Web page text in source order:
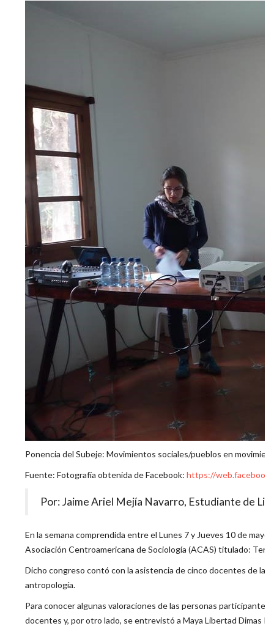
Ponencia del Subeje: Movimientos sociales/pueblos en
Fuente: Fotografía obtenida de Facebook: https://
Por: Jaime Ariel Mejía Navarro, Estudiante de
En la semana comprendida entre el Lunes 7 y Jueves 10 de
Asociación Centroamericana de Sociología (ACAS) titulado:
Dicho congreso contó con la asistencia de cinco docentes de la
antropología.
Para conocer algunas valoraciones de las personas
docentes y, por otro lado, se entrevistó a Maya Libertad Dimas